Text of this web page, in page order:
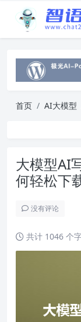
首页 AI大模型
大模型AI
何轻松下
没有评论
共计 1046 个